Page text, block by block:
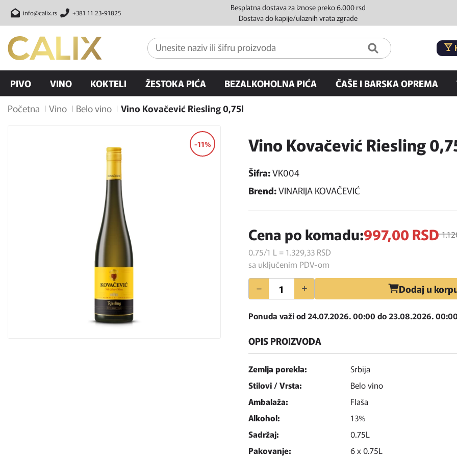
info@calix.rs +381 11 23-91825
Besplatna dostava za iznose preko 6.000 rsd
Dostava do kapije/ulaznih vrata zgrade
PIVO VINO KOKTELI ŽESTOKA PIĆA BEZALKOHOLNA PIĆA ČAŠE I BARSKA OPREMA
Početna
Vino Belo vino Vino Kovačević Riesling 0,75l
-11% Vino Kovačević Riesling
Šifra:VK004
Brend:VINARIJA KOVAČEVIĆ
Cena po komadu:997,00 RSD
0.75/1 L = 1.329,33 RSD
sa uključenim PDV-om
Dodaj u
Ponuda važi od 24.07.2026. 00:00 do 23.08.2026. 00:00
OPIS PROIZVODA
Zemlja porekla:
Srbija
Stilovi / Vrsta:
Belo vino
Ambalaža:
Flaša
Alkohol:
13%
Sadržaj:
0.75L
Pakovanje:
6 x 0.75L